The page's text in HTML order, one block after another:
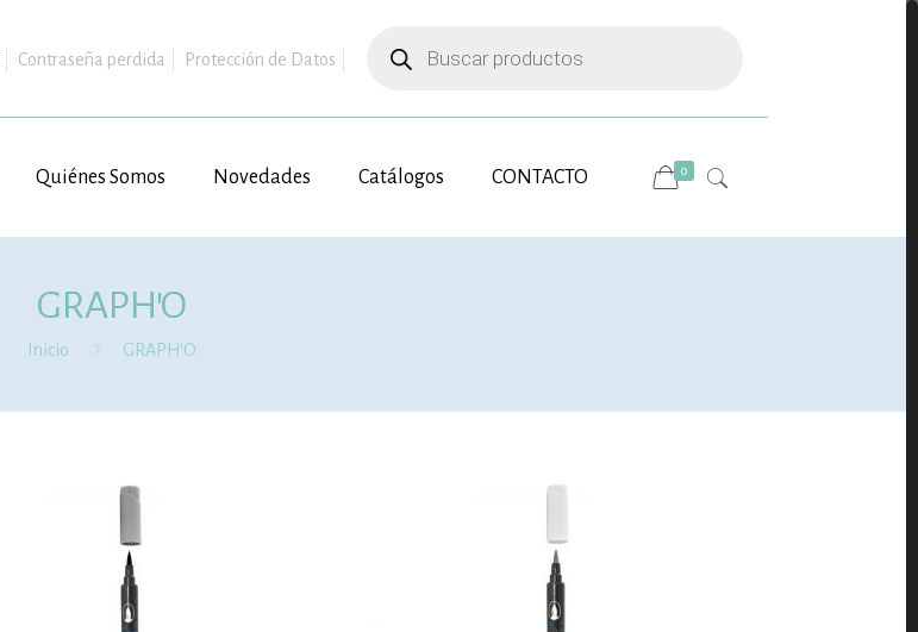
Contraseña perdida Protección de Datos
productos
Quiénes Somos Novedades Catálogos CONTACTO 0
GRAPH’O
Inicio GRAPH’O